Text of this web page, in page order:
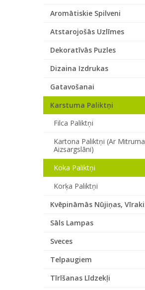
Aromātiskie Spilveni
Atstarojošās Uzlīmes
Dekoratīvās Puzles
Dizaina Izdrukas
Gatavošanai
Karstuma Paliktņi
Filca Paliktņi
Kartona Paliktņi (ar Mitruma
Aizsargslāni)
Koka Paliktņi
Korķa Paliktņi
Kvēpināmās Nūjiņas, Vīraki
Sāls Lampas
Sveces
Telpaugiem
Tīrīšanas Līdzekļi